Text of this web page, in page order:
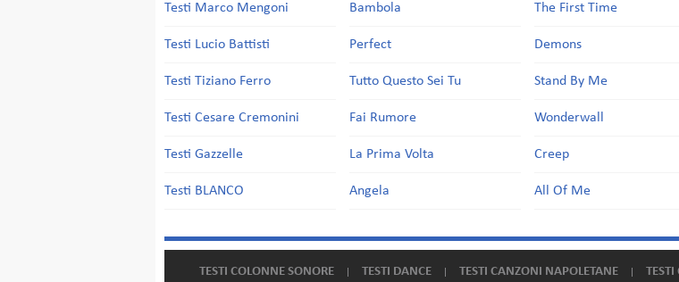
Testi Marco Mengoni
Testi Lucio Battisti
Testi Tiziano Ferro
Testi Cesare Cremonini
Testi Gazzelle
Testi BLANCO
Bambola
Perfect
Tutto Questo Sei Tu
Fai Rumore
La Prima Volta
Angela
The First Time
Demons
Stand By Me
Wonderwall
Creep
All Of Me
TESTI COLONNE SONORE TESTI DANCE TESTI CANZONI NAPOLETANE